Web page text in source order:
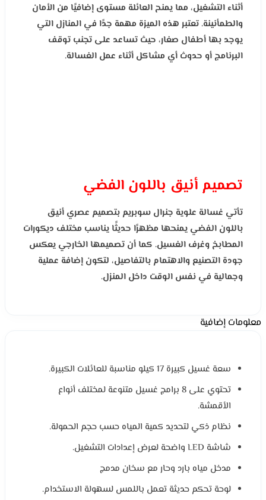
أثناء التشغيل، مما يمنح العائلة مستوى إضافيًا من الأمان
والطمأنينة. تعتبر هذه الميزة مهمة جدًا في المنازل التي
يوجد بها أطفال صغار، حيث تساعد على تجنب توقف
البرنامج أو حدوث أي مشاكل أثناء عمل الغسالة.
تصميم أنيق باللون الفضي
تأتي غسالة علوية جنرال سوبريم بتصميم عصري أنيق
باللون الفضي يمنحها مظهرًا حديثًا يناسب مختلف ديكورات
المطابخ وغرف الغسيل. كما أن تصميمها الخارجي يعكس
جودة التصنيع والاهتمام بالتفاصيل، لتكون إضافة عملية
وجمالية في نفس الوقت داخل المنزل.
معلومات إضافية
سعة غسيل كبيرة 17 كيلو مناسبة للعائلات الكبيرة.
تحتوي على 8 برامج غسيل متنوعة لمختلف أنواع
الأقمشة.
نظام ذكي لتحديد كمية المياه حسب حجم الحمولة.
شاشة LED واضحة لعرض إعدادات التشغيل.
مدخل مياه بارد وحار مع سخان مدمج
لوحة تحكم حديثة تعمل باللمس لسهولة الاستخدام.